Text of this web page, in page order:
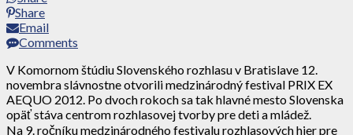
Share
Email
Comments
V Komornom štúdiu Slovenského rozhlasu v Bratislave 12.
novembra slávnostne otvorili medzinárodný festival PRIX EX
AEQUO 2012. Po dvoch rokoch sa tak hlavné mesto Slovenska
opäť stáva centrom rozhlasovej tvorby pre deti a mládež.
Na 9. ročníku medzinárodného festivalu rozhlasových hier pre